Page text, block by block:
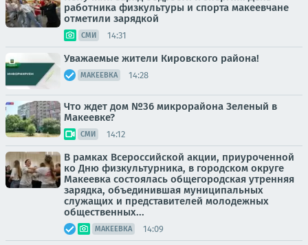
работника физкультуры и спорта макеевчане
отметили зарядкой
СМИ 14:31
Уважаемые жители Кировского района!
МАКЕЕВКА 14:28
Что ждет дом №36 микрорайона Зеленый в
Макеевке?
СМИ 14:12
В рамках Всероссийской акции, приуроченной
ко Дню физкультурника, в городском округе
Макеевка состоялась общегородская утренняя
зарядка, объединившая муниципальных
служащих и представителей молодежных
общественных...
МАКЕЕВКА 14:09